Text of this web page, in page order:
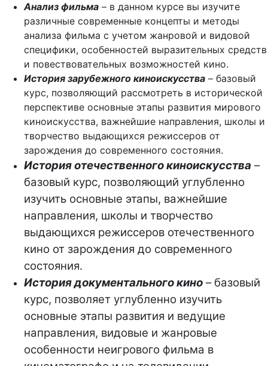
Анализ фильма – в данном курсе вы изучите
различные современные концепты и методы
анализа фильма с учетом жанровой и видовой
специфики, особенностей выразительных средств
и повествовательных возможностей кино.
История зарубежного киноискусства – базовый
курс, позволяющий рассмотреть в исторической
перспективе основные этапы развития мирового
киноискусства, важнейшие направления, школы и
творчество выдающихся режиссеров от
зарождения до современного состояния.
История отечественного киноискусства –
базовый курс, позволяющий углубленно
изучить основные этапы, важнейшие
направления, школы и творчество
выдающихся режиссеров отечественного
кино от зарождения до современного
состояния.
История документального кино – базовый
курс, позволяет углубленно изучить
основные этапы развития и ведущие
направления, видовые и жанровые
особенности неигрового фильма в